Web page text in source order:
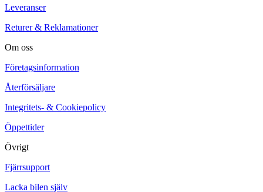
Leveranser
Returer & Reklamationer
Om oss
Företagsinformation
Återförsäljare
Integritets- & Cookiepolicy
Öppettider
Övrigt
Fjärrsupport
Lacka bilen själv